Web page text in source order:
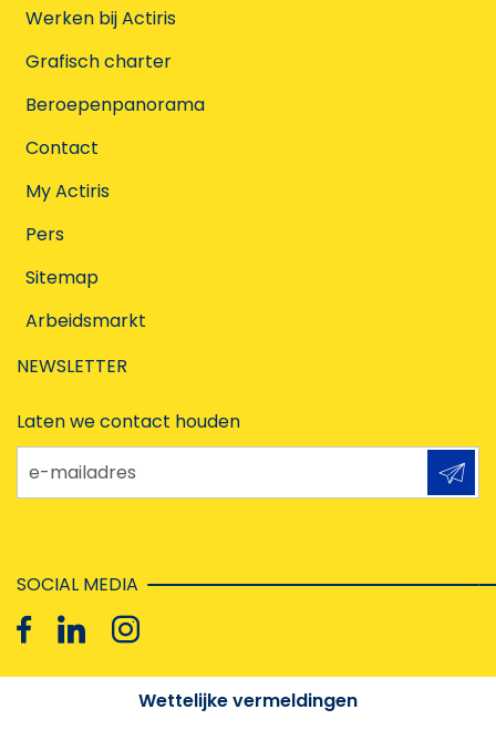
Werken bij Actiris
Grafisch charter
Beroepenpanorama
Contact
My Actiris
Pers
Sitemap
Arbeidsmarkt
NEWSLETTER
Laten we contact houden
e-mailadres
SOCIAL MEDIA
Wettelijke vermeldingen